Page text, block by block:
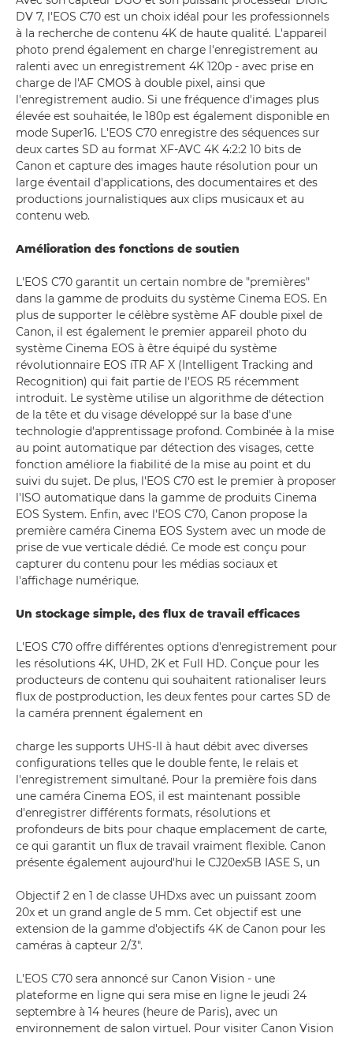
DV 7, l'EOS C70 est un choix idéal pour les professionnels
à la recherche de contenu 4K de haute qualité. L'appareil
photo prend également en charge l'enregistrement au
ralenti avec un enregistrement 4K 120p - avec prise en
charge de l'AF CMOS à double pixel, ainsi que
l'enregistrement audio. Si une fréquence d'images plus
élevée est souhaitée, le 180p est également disponible en
mode Super16. L'EOS C70 enregistre des séquences sur
deux cartes SD au format XF-AVC 4K 4:2:2 10 bits de
Canon et capture des images haute résolution pour un
large éventail d'applications, des documentaires et des
productions journalistiques aux clips musicaux et au
contenu web.
Amélioration des fonctions de soutien
L'EOS C70 garantit un certain nombre de "premières"
dans la gamme de produits du système Cinema EOS. En
plus de supporter le célèbre système AF double pixel de
Canon, il est également le premier appareil photo du
système Cinema EOS à être équipé du système
révolutionnaire EOS iTR AF X (Intelligent Tracking and
Recognition) qui fait partie de l'EOS R5 récemment
introduit. Le système utilise un algorithme de détection
de la tête et du visage développé sur la base d'une
technologie d'apprentissage profond. Combinée à la mise
au point automatique par détection des visages, cette
fonction améliore la fiabilité de la mise au point et du
suivi du sujet. De plus, l'EOS C70 est le premier à proposer
l'ISO automatique dans la gamme de produits Cinema
EOS System. Enfin, avec l'EOS C70, Canon propose la
première caméra Cinema EOS System avec un mode de
prise de vue verticale dédié. Ce mode est conçu pour
capturer du contenu pour les médias sociaux et
l'affichage numérique.
Un stockage simple, des flux de travail efficaces
L'EOS C70 offre différentes options d'enregistrement pour
les résolutions 4K, UHD, 2K et Full HD. Conçue pour les
producteurs de contenu qui souhaitent rationaliser leurs
flux de postproduction, les deux fentes pour cartes SD de
la caméra prennent également en
charge les supports UHS-II à haut débit avec diverses
configurations telles que le double fente, le relais et
l'enregistrement simultané. Pour la première fois dans
une caméra Cinema EOS, il est maintenant possible
d'enregistrer différents formats, résolutions et
profondeurs de bits pour chaque emplacement de carte,
ce qui garantit un flux de travail vraiment flexible. Canon
présente également aujourd'hui le CJ20ex5B IASE S, un
Objectif 2 en 1 de classe UHDxs avec un puissant zoom
20x et un grand angle de 5 mm. Cet objectif est une
extension de la gamme d'objectifs 4K de Canon pour les
caméras à capteur 2/3".
L'EOS C70 sera annoncé sur Canon Vision - une
plateforme en ligne qui sera mise en ligne le jeudi 24
septembre à 14 heures (heure de Paris), avec un
environnement de salon virtuel. Pour visiter Canon Vision